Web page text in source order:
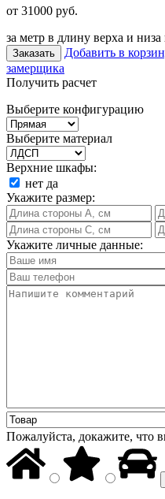
от 31000 руб.
за метр в длину верха и низа
Заказать Добавить в
замерщика
Получить расчет
Выберите конфигурацию
Выберите материал
Верхние шкафы:
нет да
Укажите размер:
Укажите личные данные:
Пожалуйста, докажите, что